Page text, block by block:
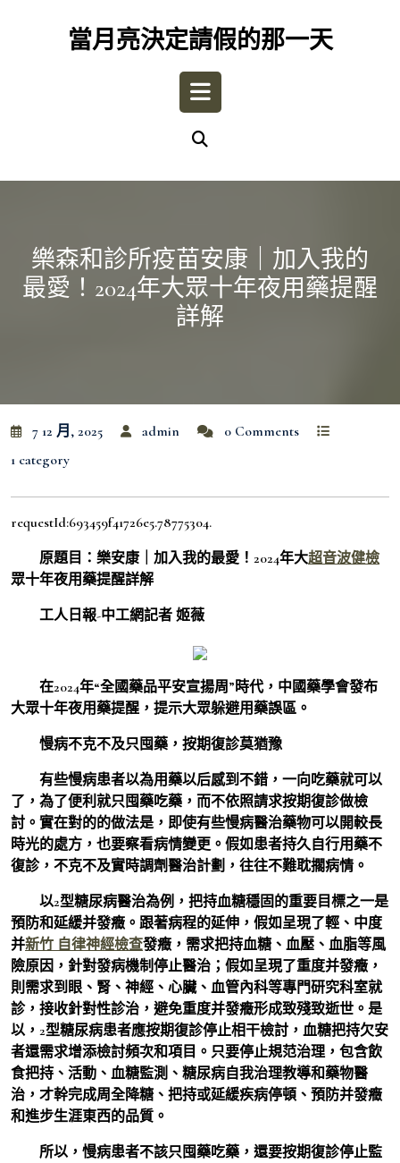
當月亮決定請假的那一天
Open
樂森和診所疫苗安康｜加入我的
最愛！2024年大眾十年夜用藥提醒
詳解
7 12 月, 2025 admin
0 Comments
1 category
requestId:693459f41726e5.78775304.
原題目：樂安康｜加入我的最愛！2024年大超音波健檢
眾十年夜用藥提醒詳解
工人日報-中工網記者 姬薇
在2024年“全國藥品平安宣揚周”時代，中國藥學會發布
大眾十年夜用藥提醒，提示大眾躲避用藥誤區。
慢病不克不及只囤藥，按期復診莫猶豫
有些慢病患者以為用藥以后感到不錯，一向吃藥就可以
了，為了便利就只囤藥吃藥，而不依照請求按期復診做檢
討。實在對的的做法是，即使有些慢病醫治藥物可以開較長
時光的處方，也要察看病情變更。假如患者持久自行用藥不
復診，不克不及實時調劑醫治計劃，往往不難耽擱病情。
以2型糖尿病醫治為例，把持血糖穩固的重要目標之一是
預防和延緩并發癥。跟著病程的延伸，假如呈現了輕、中度
并新竹 自律神經檢查發癥，需求把持血糖、血壓、血脂等風
險原因，針對發病機制停止醫治；假如呈現了重度并發癥，
則需求到眼、腎、神經、心臟、血管內科等專門研究科室就
診，接收針對性診治，避免重度并發癥形成致殘致逝世。是
以，2型糖尿病患者應按期復診停止相干檢討，血糖把持欠安
者還需求增添檢討頻次和項目。只要停止規范治理，包含飲
食把持、活動、血糖監測、糖尿病自我治理教導和藥物醫
治，才幹完成周全降糖、把持或延緩疾病停頓、預防并發癥
和進步生涯東西的品質。
所以，慢病患者不該只囤藥吃藥，還要按期復診停止監